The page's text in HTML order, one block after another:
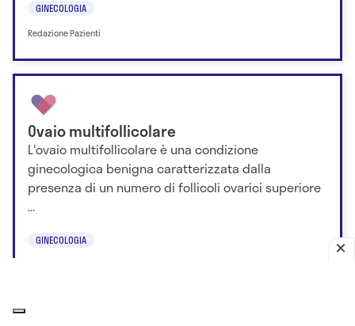
GINECOLOGIA
Redazione Pazienti
Ovaio multifollicolare
L'ovaio multifollicolare è una condizione
ginecologica benigna caratterizzata dalla
presenza di un numero di follicoli ovarici superiore
...
GINECOLOGIA